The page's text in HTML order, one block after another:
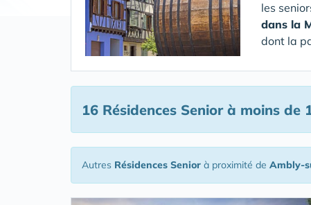
les
dans la
dont la
16 Résidences Seniorà moins de
Autres Résidences Senior à proximité de Ambly-